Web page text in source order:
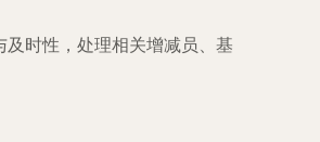
时性，处理相关增减员、基